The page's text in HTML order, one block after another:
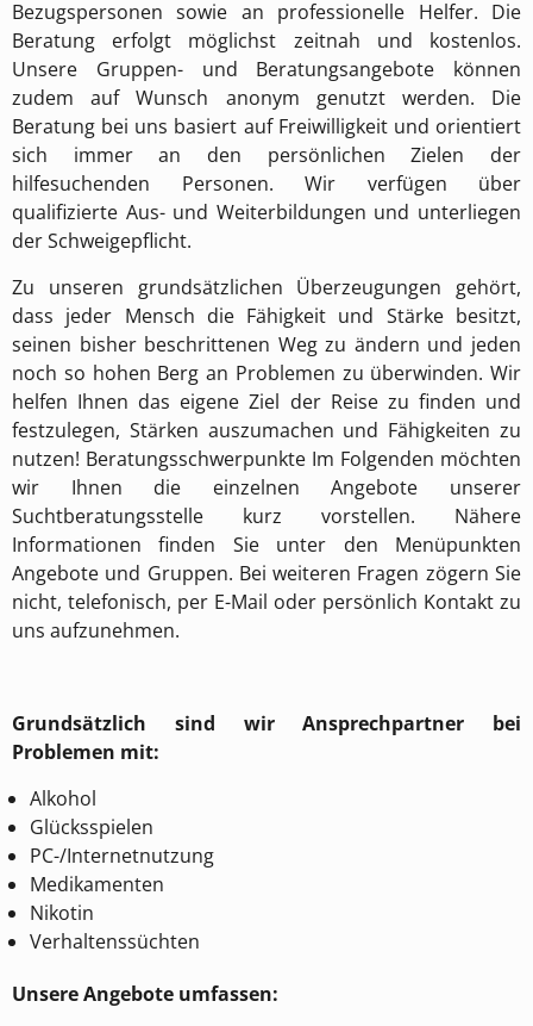
Bezugspersonen sowie an professionelle Helfer. Die
Beratung erfolgt möglichst zeitnah und kostenlos.
Unsere Gruppen- und Beratungsangebote können
zudem auf Wunsch anonym genutzt werden. Die
Beratung bei uns basiert auf Freiwilligkeit und orientiert
sich immer an den persönlichen Zielen der
hilfesuchenden Personen. Wir verfügen über
qualifizierte Aus- und Weiterbildungen und unterliegen
der Schweigepflicht.
Zu unseren grundsätzlichen Überzeugungen gehört,
dass jeder Mensch die Fähigkeit und Stärke besitzt,
seinen bisher beschrittenen Weg zu ändern und jeden
noch so hohen Berg an Problemen zu überwinden. Wir
helfen Ihnen das eigene Ziel der Reise zu finden und
festzulegen, Stärken auszumachen und Fähigkeiten zu
nutzen! Beratungsschwerpunkte Im Folgenden möchten
wir Ihnen die einzelnen Angebote unserer
Suchtberatungsstelle kurz vorstellen. Nähere
Informationen finden Sie unter den Menüpunkten
Angebote und Gruppen. Bei weiteren Fragen zögern Sie
nicht, telefonisch, per E-Mail oder persönlich Kontakt zu
uns aufzunehmen.
Grundsätzlich sind wir Ansprechpartner bei
Problemen mit:
Alkohol
Glücksspielen
PC-/Internetnutzung
Medikamenten
Nikotin
Verhaltenssüchten
Unsere Angebote umfassen: